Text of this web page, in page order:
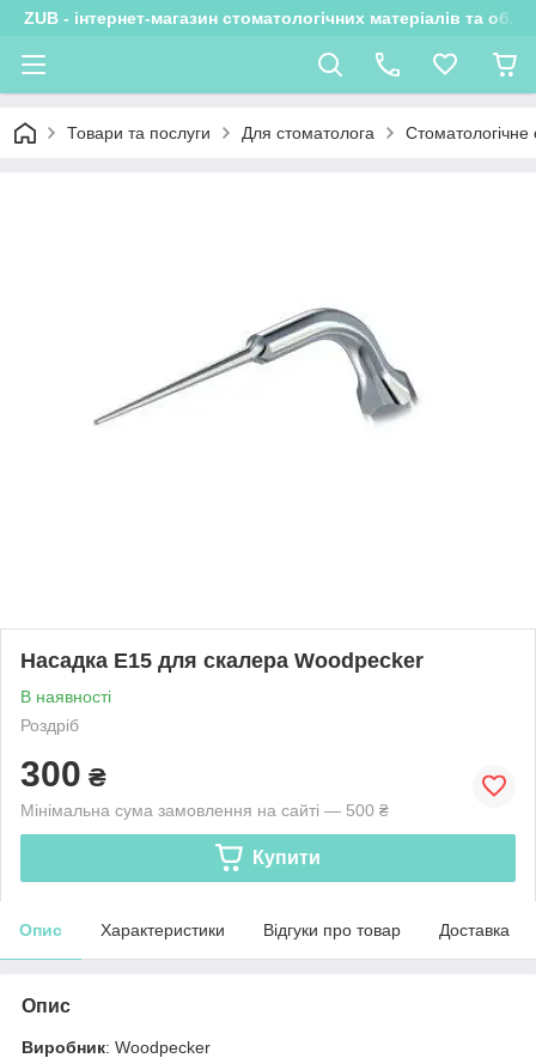
ZUB - інтернет-магазин стоматологічних матеріалів та
Товари та послуги Для стоматолога
Насадка E15 для скалера Woodpecker
В наявності
Роздріб
300 ₴
Мінімальна сума замовлення на сайті — 500 ₴
Купити
Опис Характеристики Відгуки про товар Доставка
Опис
Виробник: Woodpecker